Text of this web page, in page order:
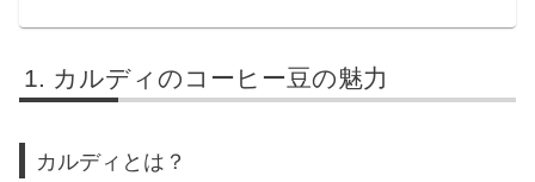
カルディのコーヒー豆の魅力
カルディとは？